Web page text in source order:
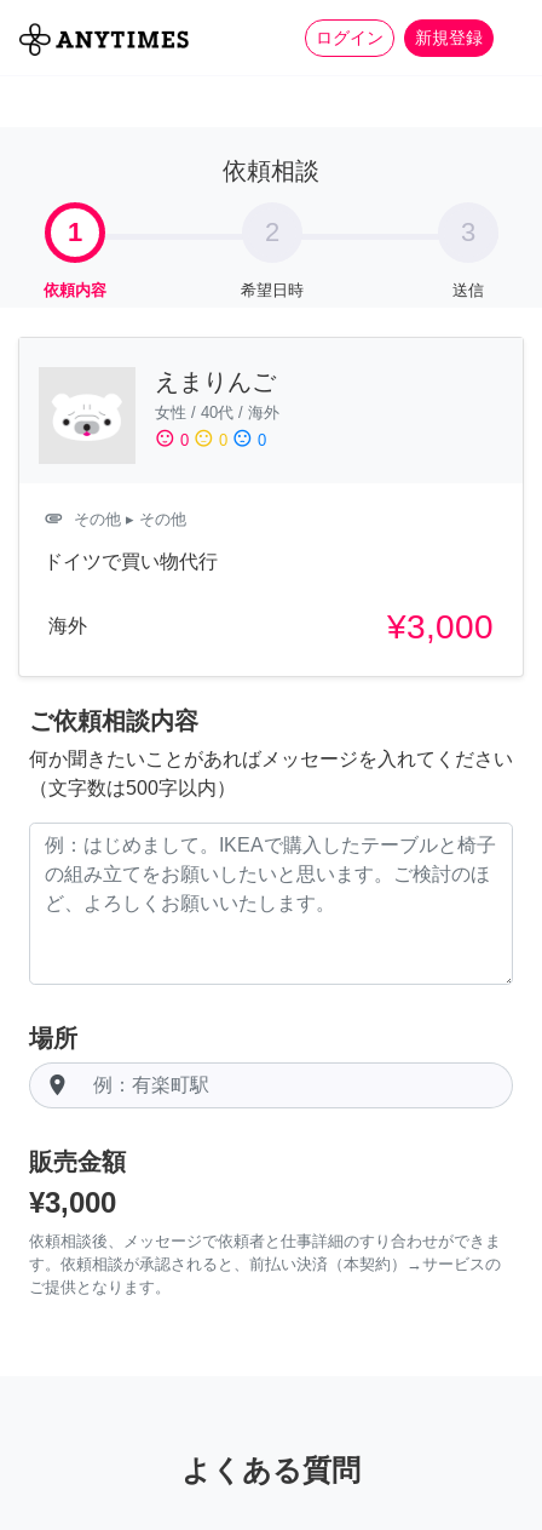
ログイン 新規登録
全て 家事 more_horiz
依頼相談
1
依頼内容
2
希望日時
3
送信
えまりんご
女性 / 40代 / 海外
sentiment_satisfied 0 sentiment_neutral 0 sentiment_dissatisfied 0
attachment その他 ▸ その他
ドイツで買い物代行
海外 ¥3,000
ご依頼相談内容
何か聞きたいことがあればメッセージを入れてください
（文字数は500字以内）
場所
room
販売金額
¥3,000
依頼相談後、メッセージで依頼者と仕事詳細のすり合わせができま
す。依頼相談が承認されると、前払い決済（本契約）→サービスの
ご提供となります。
よくある質問